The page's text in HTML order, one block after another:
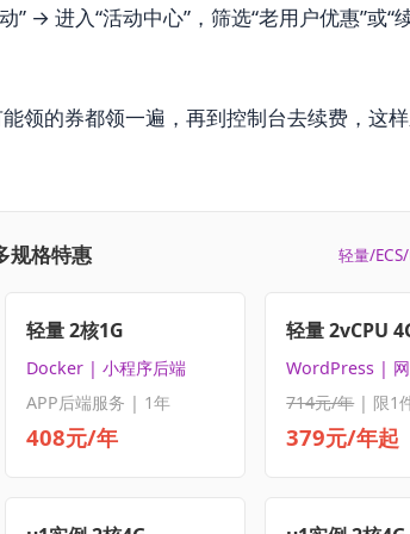
” → 进入“活动中心”，筛选“老用户优惠”或“
领的券都领一遍，再到控制台去续费，这
规格特惠 轻量/
轻量 2核1G
Docker | 小程序后端
APP后端服务 | 1年
408元/年
轻量 2vCPU
WordPress |
714元/年| 限1
379元/年起